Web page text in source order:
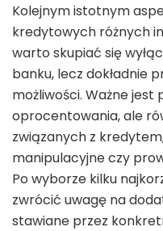
Kolejnym istotnym
kredytowych różnych
warto skupiać się
banku, lecz dokładnie
możliwości. Ważne
oprocentowania, ale
związanych z
manipulacyjne czy
Po wyborze kilku
zwrócić uwagę na
stawiane przez